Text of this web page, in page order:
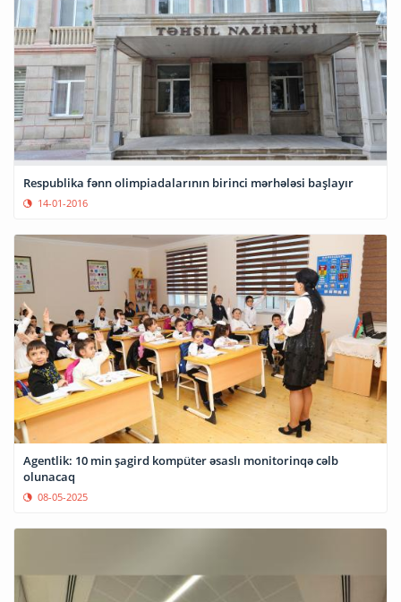
Respublika fənn olimpiadalarının birinci mərhələsi başlayır
14-01-2016
Agentlik: 10 min şagird kompüter əsaslı monitorinqə cəlb
olunacaq
08-05-2025